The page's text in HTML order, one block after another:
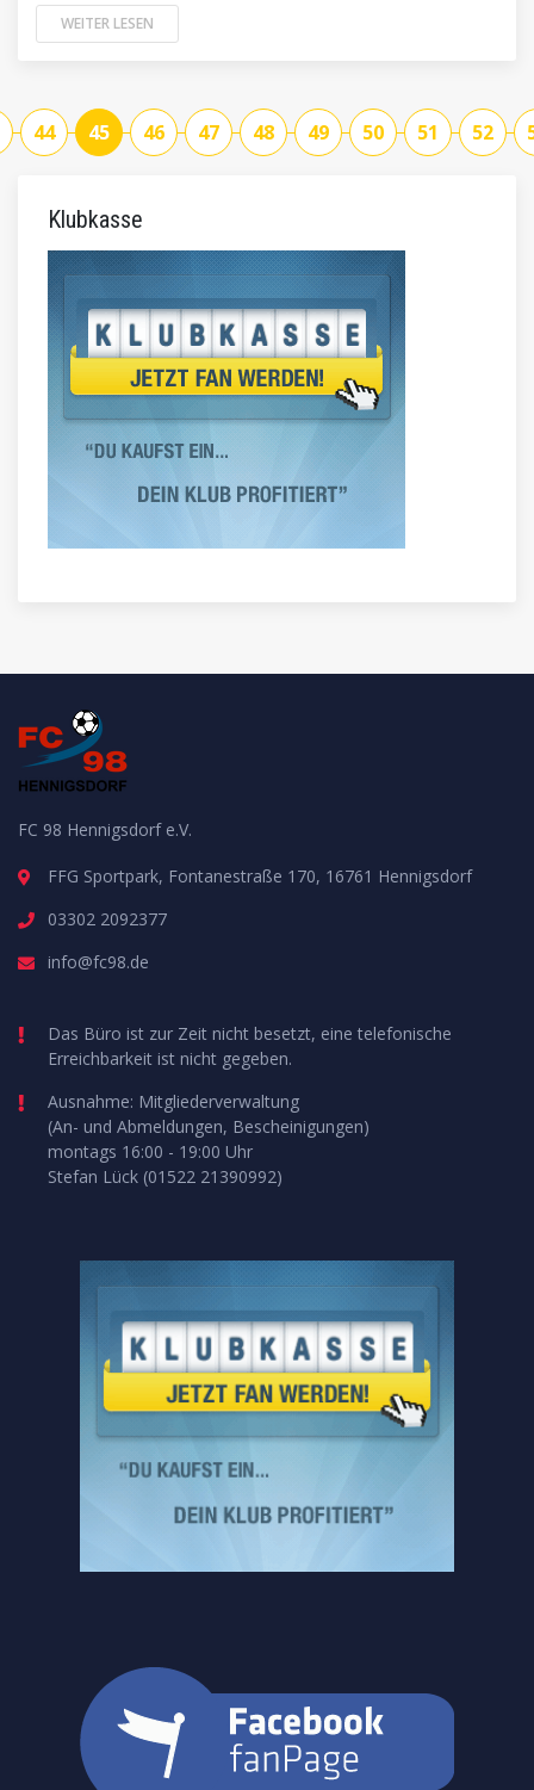
WEITER LESEN
44 45 46 47 48 49 50 51 52
Klubkasse
FC 98 Hennigsdorf e.V.
FFG Sportpark, Fontanestraße 170, 16761 Hennigsdorf
03302 2092377
info@fc98.de
Das Büro ist zur Zeit nicht besetzt, eine telefonische
Erreichbarkeit ist nicht gegeben.
Ausnahme: Mitgliederverwaltung
(An- und Abmeldungen, Bescheinigungen)
montags 16:00 - 19:00 Uhr
Stefan Lück (01522 21390992)